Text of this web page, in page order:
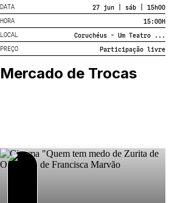
DATA
27 jun | sáb | 15h00
HORA
15:00H
LOCAL
Coruchéus - Um Teatro ...
PREÇO
Participação livre
Mercado de Trocas